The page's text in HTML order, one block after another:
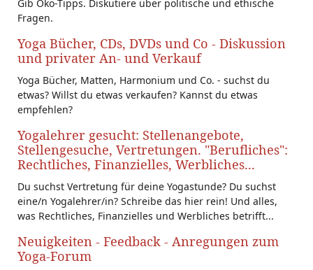
Gib Öko-Tipps. Diskutiere über politische und ethische
Fragen.
Yoga Bücher, CDs, DVDs und Co - Diskussion
und privater An- und Verkauf
Yoga Bücher, Matten, Harmonium und Co. - suchst du
etwas? Willst du etwas verkaufen? Kannst du etwas
empfehlen?
Yogalehrer gesucht: Stellenangebote,
Stellengesuche, Vertretungen. "Berufliches":
Rechtliches, Finanzielles, Werbliches...
Du suchst Vertretung für deine Yogastunde? Du suchst
eine/n Yogalehrer/in? Schreibe das hier rein! Und alles,
was Rechtliches, Finanzielles und Werbliches betrifft...
Neuigkeiten - Feedback - Anregungen zum
Yoga-Forum